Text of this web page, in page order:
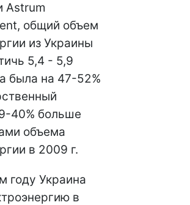
Astrum
общий объем
из Украины
5,4 - 5,9
была на 47-52%
40% больше
объема
в 2009 г.
году Украина
в